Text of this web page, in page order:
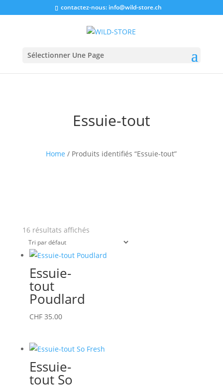
contactez-nous: info@wild-store.ch
Sélectionner Une Page
Essuie-tout
Home / Produits identifiés “Essuie-tout”
16 résultats affichés
Essuie-
tout
Poudlard
CHF35.00
Essuie-
tout So